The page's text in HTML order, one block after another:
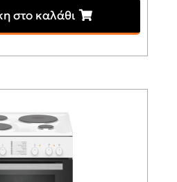
στο καλάθι